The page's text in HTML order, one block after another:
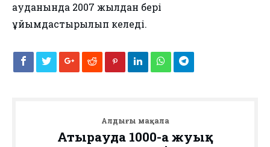
ауданында 2007 жылдан бері
ұйымдастырылып келеді.
Алдыңғы мақала
Атырауда 1000-ға жуық